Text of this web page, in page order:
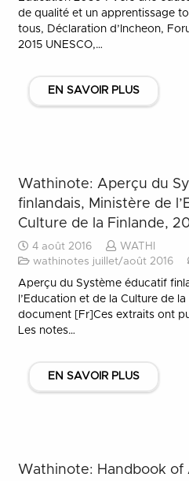
de qualité et un apprentissage
tous, Déclaration d’Incheon,
2015 UNESCO,…
EN SAVOIR PLUS
Wathinote: Aperçu du
finlandais, Ministère de
Culture de la Finlande,
4 août 2016
WATHI
wathinotes juillet/août 2016
Aperçu du Système éducatif
l’Education et de la Culture de
document [Fr]Ces extraits ont
Les notes…
EN SAVOIR PLUS
Wathinote: Handbook of